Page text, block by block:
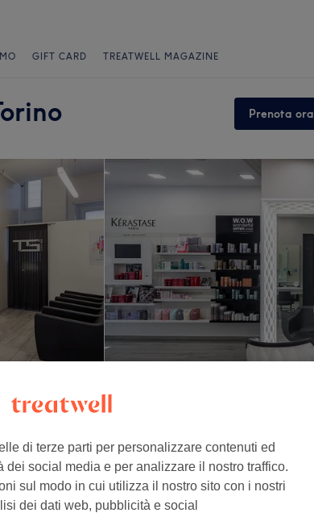
GIFT CARD TREATWELL MAGAZINE
Prenota ora
di terze parti per personalizzare contenuti ed
dei social media e per analizzare il nostro traffico.
sul modo in cui utilizza il nostro sito con i nostri
dei dati web, pubblicità e social